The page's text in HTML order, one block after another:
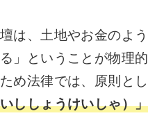
は、土地やお金のよ
」ということが物理
め法律では、原則と
ししょうけいしゃ）